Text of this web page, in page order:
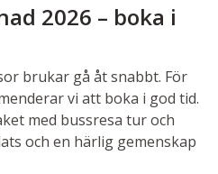
2026 – boka i
brukar gå åt snabbt. För
vi att boka i god tid.
med bussresa tur och
och en härlig gemenskap